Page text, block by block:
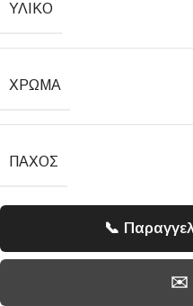
ΥΛΙΚΌ
ΧΡΏΜΑ
ΠΆΧΟΣ
📞
✉️